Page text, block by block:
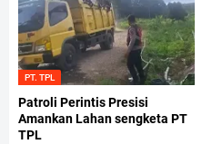
PT. TPL
Patroli Perintis Presisi
Amankan Lahan sengketa PT
TPL